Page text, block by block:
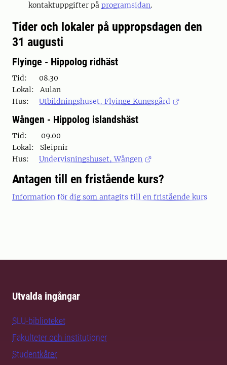
kontaktuppgifter på programsidan.
Tider och lokaler på uppropsdagen den
31 augusti
Flyinge - Hippolog ridhäst
Tid: 08.30
Lokal: Aulan
Hus: Utbildningshuset, Flyinge Kungsgård
Wången - Hippolog islandshäst
Tid: 09.00
Lokal: Sleipnir
Hus: Undervisningshuset, Wången
Antagen till en fristående kurs?
Information för dig som antagits till en fristående kurs
Utvalda ingångar
SLU-biblioteket
Fakulteter och institutioner
Studentkårer